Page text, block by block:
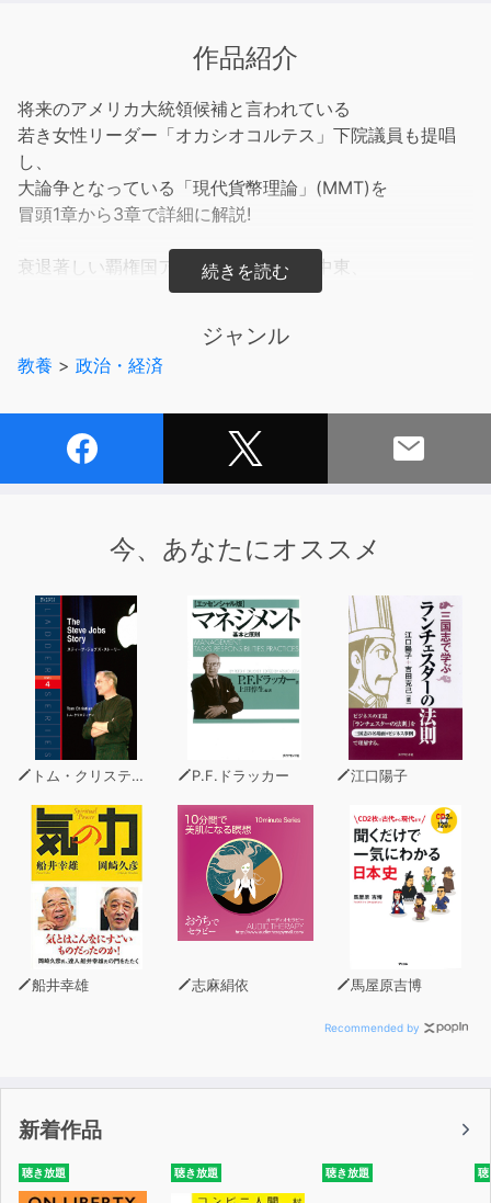
作品紹介
将来のアメリカ大統領候補と言われている
若き女性リーダー「オカシオコルテス」下院議員も提唱
し、
大論争となっている「現代貨幣理論」(MMT)を
冒頭1章から3章で詳細に解説!
衰退著しい覇権国アメリカ、混乱する中東、
クリミアを強引に奪取するロシア、東シナ海
パワーバランスが大変動する今、「地政学」という、
古めかしく、禍々しいニュアンスすら伴った言葉が現代に
生き抜くことは非常に困難だ。
そこで、地政学と経済学を総合した
「地政経済学」とも呼ぶべき新たな思考様式が必要とな
る。
本書では、「地政経済学」とは、「富国」と「強兵」、
すなわち経済力と政治力・軍事力との間の密接不可分な関
係を
地政学なくして経済を理解することはできず、
経済なくして地政学を理解することはできないことを
明らかにする。
『TPP亡国論』で日米関係のゆがみを鋭い洞察力で
えぐり出した著者が、資本主義終焉論と地政学が復活する
今と未来を読み解く渾身の書き下ろし大著。
ポスト・グローバル化へ向かう政治、経済、軍事を
ジャンル
教養 > 政治・経済
今、あなたにオススメ
トム・クリスティアン P.F.ドラッカー 江口陽子
船井幸雄 志麻絹依 馬屋原吉博
Recommended by
新着作品
聴き放題 聴き放題 聴き放題 聴